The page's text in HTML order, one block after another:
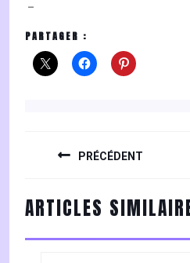
–
PARTAGER :
PRÉCÉDENT
post:
ARTICLES